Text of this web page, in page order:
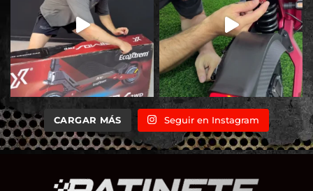
CARGAR MÁS Seguir en Instagram